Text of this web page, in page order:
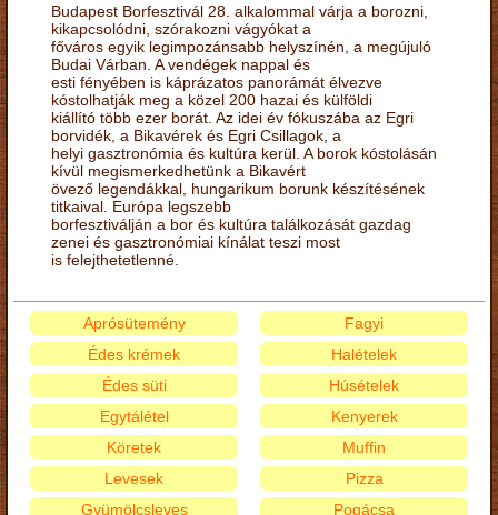
Budapest Borfesztivál 28. alkalommal várja a borozni,
kikapcsolódni, szórakozni vágyókat a
főváros egyik legimpozánsabb helyszínén, a megújuló
Budai Várban. A vendégek nappal és
esti fényében is káprázatos panorámát élvezve
kóstolhatják meg a közel 200 hazai és külföldi
kiállító több ezer borát. Az idei év fókuszába az Egri
borvidék, a Bikavérek és Egri Csillagok, a
helyi gasztronómia és kultúra kerül. A borok kóstolásán
kívül megismerkedhetünk a Bikavért
övező legendákkal, hungarikum borunk készítésének
titkaival. Európa legszebb
borfesztiválján a bor és kultúra találkozását gazdag
zenei és gasztronómiai kínálat teszi most
is felejthetetlenné.
Aprósütemény
Édes krémek
Édes süti
Egytálétel
Fagyi
Halételek
Húsételek
Kenyerek
Köretek
Levesek
Gyümölcsleves
Muffin
Pizza
Pogácsa